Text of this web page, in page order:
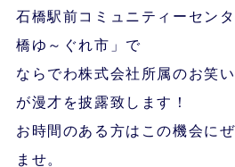
石橋駅前コミュニティーセン
橋ゆ～ぐれ市」で
ならでわ株式会社所属のお笑
が漫才を披露致します！
お時間のある方はこの機会に
ませ。